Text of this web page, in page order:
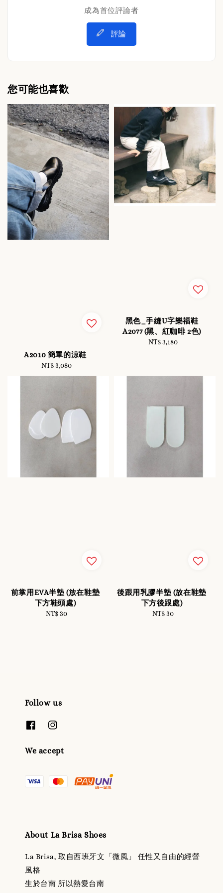
成為首位評論者
評論
您可能也喜歡
A2010 簡單的涼鞋
Regular
price
NT$ 3,080
黑色_手縫U字樂福鞋
A2077 (黑、紅咖啡 2色)
Regular
NT$ 3,180
前掌用EVA半墊 (放在鞋墊
下方鞋頭處)
Regular
NT$ 30
後跟用乳膠半墊 (放在鞋墊
下方後跟處)
Regular
NT$ 30
Follow us
We accept
About La Brisa Shoes
La Brisa, 取自西班牙文「微風」 任性又自由的經營
風格
生於台南 所以熱愛台南